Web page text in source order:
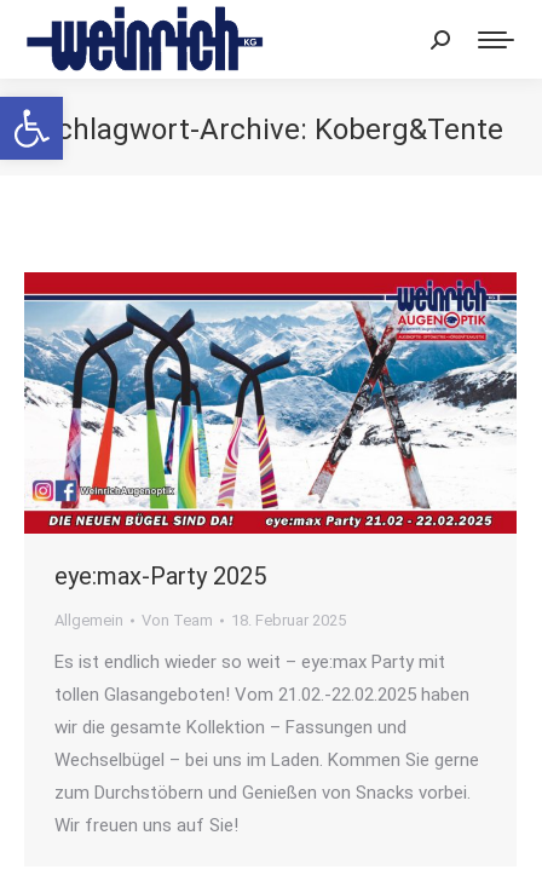
Werkzeugleiste öffnen
Search:
Schlagwort-Archive: Koberg&Tente
eye:max-Party 2025
Allgemein Von Team 18. Februar 2025
Es ist endlich wieder so weit – eye:max Party mit
tollen Glasangeboten! Vom 21.02.-22.02.2025 haben
wir die gesamte Kollektion – Fassungen und
Wechselbügel – bei uns im Laden. Kommen Sie gerne
zum Durchstöbern und Genießen von Snacks vorbei.
Wir freuen uns auf Sie!